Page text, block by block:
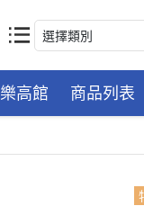
選擇類別
樂高館 商品列表